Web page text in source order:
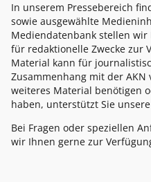
In unserem Pressebereich
sowie ausgewählte
Mediendatenbank stellen wir
für redaktionelle Zwecke zur
Material kann für
Zusammenhang mit der
weiteres Material benötigen
haben, unterstützt Sie
Bei Fragen oder speziellen
wir Ihnen gerne zur